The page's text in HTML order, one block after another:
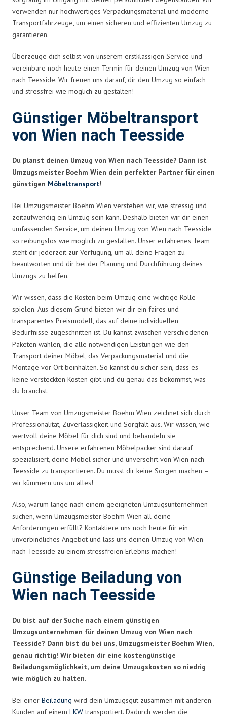
verwenden nur hochwertiges Verpackungsmaterial und moderne
Transportfahrzeuge, um einen sicheren und effizienten Umzug zu
garantieren.
Überzeuge dich selbst von unserem erstklassigen Service und
vereinbare noch heute einen Termin für deinen Umzug von Wien
nach Teesside. Wir freuen uns darauf, dir den Umzug so einfach
und stressfrei wie möglich zu gestalten!
Günstiger Möbeltransport
von Wien nach Teesside
Du planst deinen Umzug von Wien nach Teesside? Dann ist
Umzugsmeister Boehm Wien dein perfekter Partner für einen
günstigen Möbeltransport!
Bei Umzugsmeister Boehm Wien verstehen wir, wie stressig und
zeitaufwendig ein Umzug sein kann. Deshalb bieten wir dir einen
umfassenden Service, um deinen Umzug von Wien nach Teesside
so reibungslos wie möglich zu gestalten. Unser erfahrenes Team
steht dir jederzeit zur Verfügung, um all deine Fragen zu
beantworten und dir bei der Planung und Durchführung deines
Umzugs zu helfen.
Wir wissen, dass die Kosten beim Umzug eine wichtige Rolle
spielen. Aus diesem Grund bieten wir dir ein faires und
transparentes Preismodell, das auf deine individuellen
Bedürfnisse zugeschnitten ist. Du kannst zwischen verschiedenen
Paketen wählen, die alle notwendigen Leistungen wie den
Transport deiner Möbel, das Verpackungsmaterial und die
Montage vor Ort beinhalten. So kannst du sicher sein, dass es
keine versteckten Kosten gibt und du genau das bekommst, was
du brauchst.
Unser Team von Umzugsmeister Boehm Wien zeichnet sich durch
Professionalität, Zuverlässigkeit und Sorgfalt aus. Wir wissen, wie
wertvoll deine Möbel für dich sind und behandeln sie
entsprechend. Unsere erfahrenen Möbelpacker sind darauf
spezialisiert, deine Möbel sicher und unversehrt von Wien nach
Teesside zu transportieren. Du musst dir keine Sorgen machen –
wir kümmern uns um alles!
Also, warum lange nach einem geeigneten Umzugsunternehmen
suchen, wenn Umzugsmeister Boehm Wien all deine
Anforderungen erfüllt? Kontaktiere uns noch heute für ein
unverbindliches Angebot und lass uns deinen Umzug von Wien
nach Teesside zu einem stressfreien Erlebnis machen!
Günstige Beiladung von
Wien nach Teesside
Du bist auf der Suche nach einem günstigen
Umzugsunternehmen für deinen Umzug von Wien nach
Teesside? Dann bist du bei uns, Umzugsmeister Boehm Wien,
genau richtig! Wir bieten dir eine kostengünstige
Beiladungsmöglichkeit, um deine Umzugskosten so niedrig
wie möglich zu halten.
Bei einer Beiladung wird dein Umzugsgut zusammen mit anderen
Kunden auf einem LKWtransportiert. Dadurch werden die